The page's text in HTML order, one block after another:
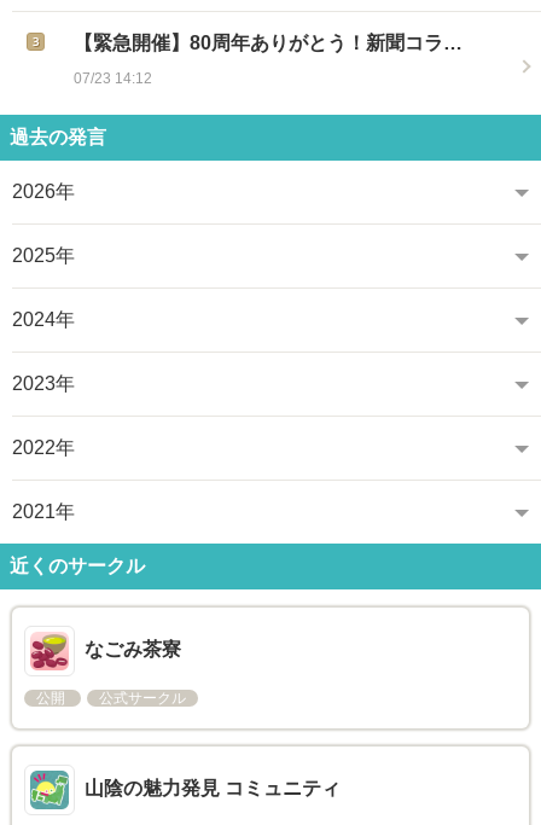
【緊急開催】80周年ありがとう！新聞コラ…
07/23 14:12
過去の発言
2026年
2025年
2024年
2023年
2022年
2021年
近くのサークル
なごみ茶寮
公開 公式サークル
山陰の魅力発見 コミュニティ